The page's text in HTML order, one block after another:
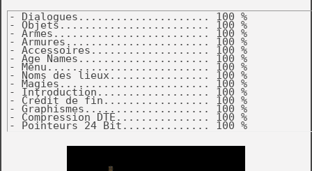
- Dialogues..................... 100 %
- Objets........................ 100 %
- Armes......................... 100 %
- Armures....................... 100 %
- Accessoires................... 100 %
- Age Names..................... 100 %
- Menu.......................... 100 %
- Noms des lieux................ 100 %
- Magies........................ 100 %
- Introduction.................. 100 %
- Crédit de fin................. 100 %
- Graphismes.................... 100 %
- Compression DTE............... 100 %
- Pointeurs 24 Bit.............. 100 %